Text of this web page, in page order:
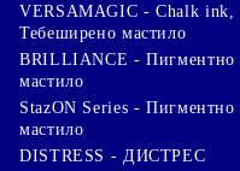
VERSAMAGIC - Chalk ink,
Тебеширено мастило
BRILLIANCE - Пигментно
мастило
StazON Series - Пигментно
мастило
DISTRESS - ДИСТРЕС